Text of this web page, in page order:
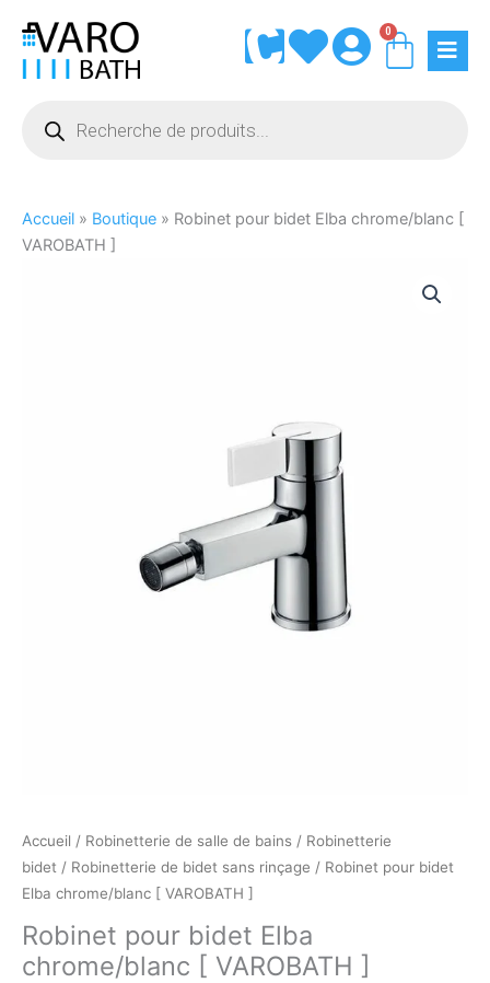
contenu
0
produits
Accueil » Boutique » Robinet pour bidet Elba chrome/blanc [
VAROBATH ]
Accueil / Robinetterie de salle de bains / Robinetterie
bidet / Robinetterie de bidet sans rinçage / Robinet pour bidet
Elba chrome/blanc [ VAROBATH ]
Robinet pour bidet Elba
chrome/blanc [ VAROBATH ]